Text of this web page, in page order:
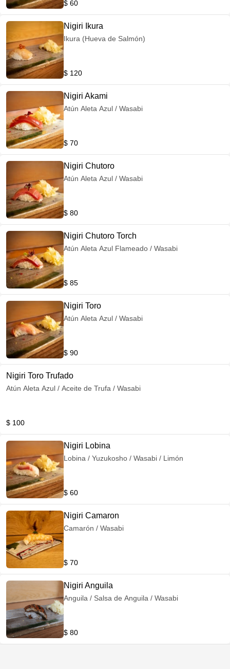
$ 60
Nigiri Ikura
Ikura (Hueva de Salmón)
$ 120
Nigiri Akami
Atún Aleta Azul / Wasabi
$ 70
Nigiri Chutoro
Atún Aleta Azul / Wasabi
$ 80
Nigiri Chutoro Torch
Atún Aleta Azul Flameado / Wasabi
$ 85
Nigiri Toro
Atún Aleta Azul / Wasabi
$ 90
Nigiri Toro Trufado
Atún Aleta Azul / Aceite de Trufa / Wasabi
$ 100
Nigiri Lobina
Lobina / Yuzukosho / Wasabi / Limón
$ 60
Nigiri Camaron
Camarón / Wasabi
$ 70
Nigiri Anguila
Anguila / Salsa de Anguila / Wasabi
$ 80